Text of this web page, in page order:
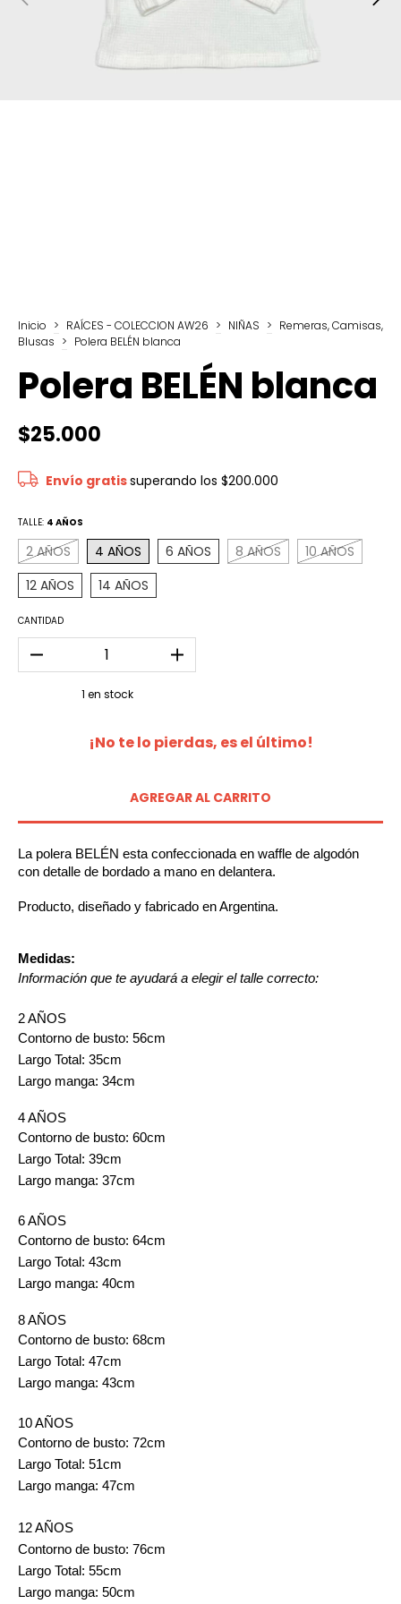
Inicio > RAÍCES - COLECCION AW26 > NIÑAS > Remeras, Camisas,
Blusas > Polera BELÉN blanca
Polera BELÉN blanca
$25.000
Envío gratissuperando los$200.000
TALLE: 4 AÑOS
2 AÑOS 4 AÑOS 6 AÑOS 8 AÑOS
10 AÑOS
12 AÑOS
14 AÑOS
CANTIDAD
1 en stock
¡No te lo pierdas, es el último!
La polera BELÉN esta confeccionada en waffle de algodón
con detalle de bordado a mano en delantera.
Producto, diseñado y fabricado en Argentina.
Medidas:
Información que te ayudará a elegir el talle correcto:
2 AÑOS
Contorno de busto: 56cm
Largo Total: 35cm
Largo manga: 34cm
4 AÑOS
Contorno de busto: 60cm
Largo Total: 39cm
Largo manga: 37cm
6 AÑOS
Contorno de busto: 64cm
Largo Total: 43cm
Largo manga: 40cm
8 AÑOS
Contorno de busto: 68cm
Largo Total: 47cm
Largo manga: 43cm
10 AÑOS
Contorno de busto: 72cm
Largo Total: 51cm
Largo manga: 47cm
12 AÑOS
Contorno de busto: 76cm
Largo Total: 55cm
Largo manga: 50cm